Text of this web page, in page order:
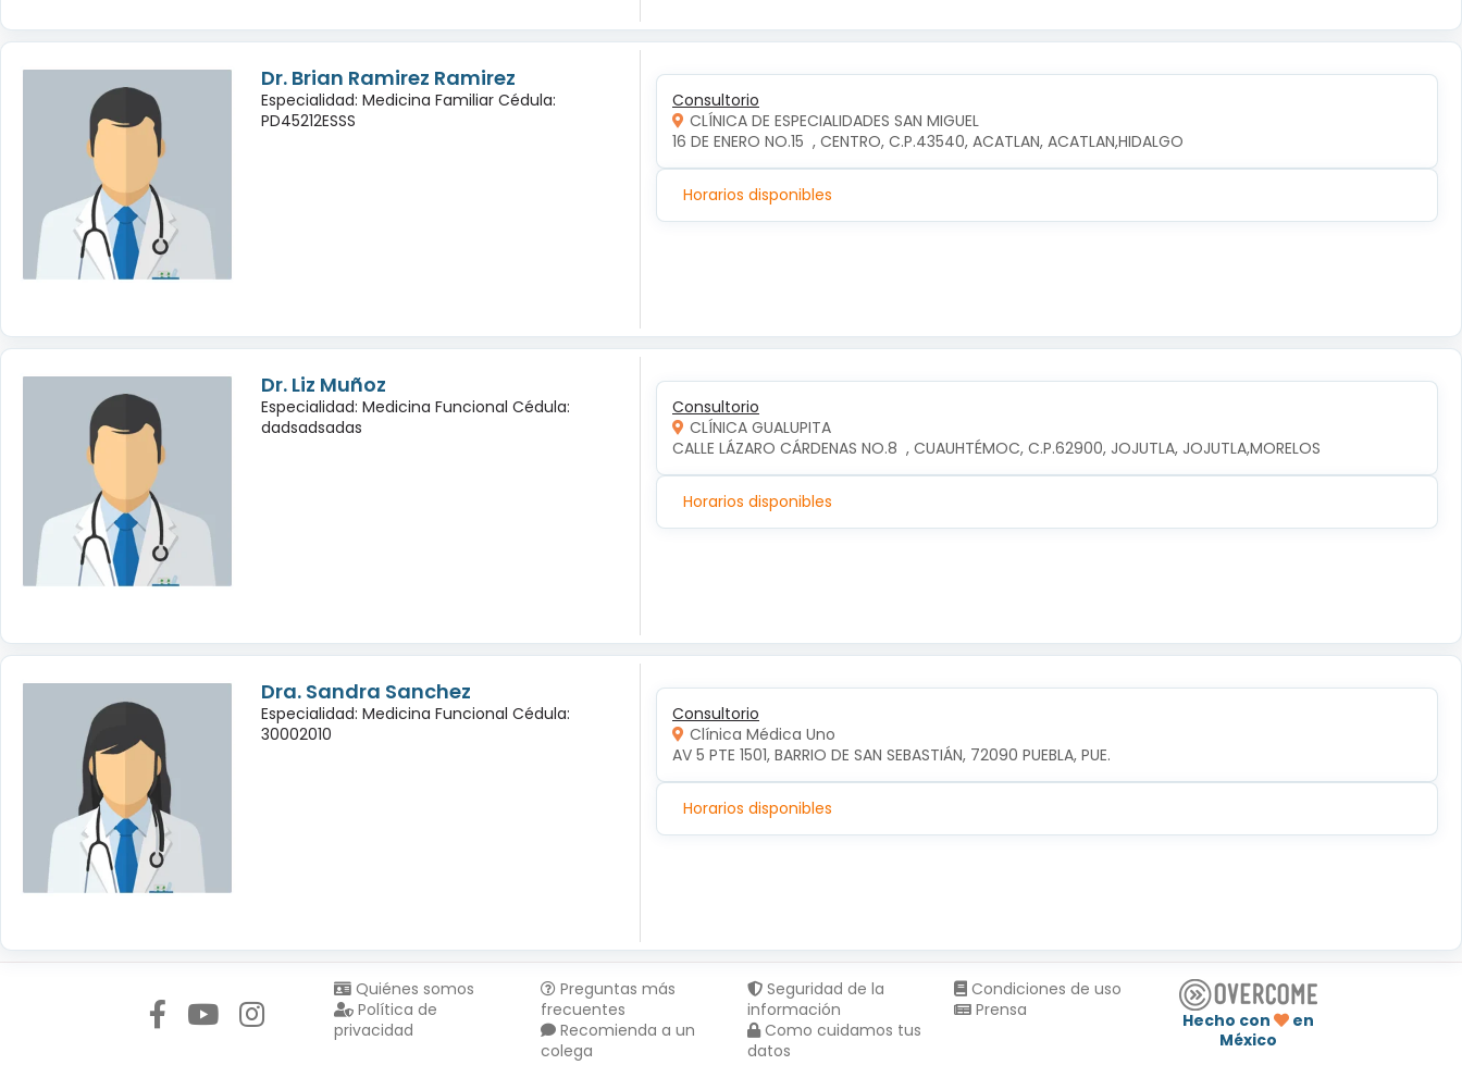
Dr. Brian Ramirez Ramirez
Especialidad: Medicina Familiar Cédula:
PD45212ESSS
Consultorio
CLÍNICA DE ESPECIALIDADES SAN MIGUEL
16 DE ENERO NO.15  , CENTRO, C.P.43540, ACATLAN, ACATLAN,HIDALGO
Horarios disponibles
Dr. Liz Muñoz
Especialidad: Medicina Funcional Cédula:
dadsadsadas
Consultorio
CLÍNICA GUALUPITA
CALLE LÁZARO CÁRDENAS NO.8  , CUAUHTÉMOC, C.P.62900, JOJUTLA, JOJUTLA,MORELOS
Horarios disponibles
Dra. Sandra Sanchez
Especialidad: Medicina Funcional Cédula:
30002010
Consultorio
Clínica Médica Uno
AV 5 PTE 1501, BARRIO DE SAN SEBASTIÁN, 72090 PUEBLA, PUE.
Horarios disponibles
Quiénes somos
Política de
privacidad
Preguntas más
frecuentes
Recomienda a un
colega
Seguridad de la
información
Como cuidamos tus
datos
Condiciones de uso
Prensa
Hecho con
en
México